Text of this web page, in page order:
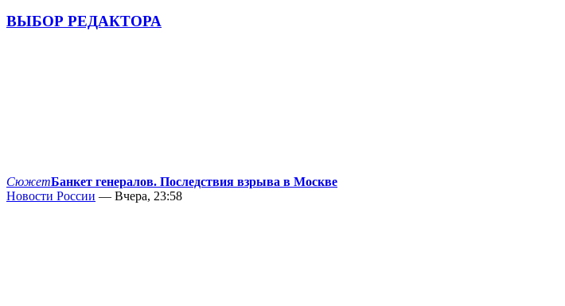
ВЫБОР РЕДАКТОРА
СюжетБанкет генералов. Последствия взрыва в Москве
Новости России — Вчера, 23:58